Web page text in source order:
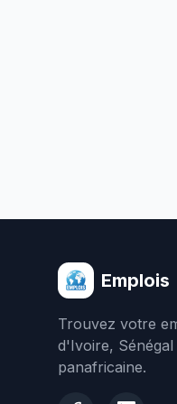
Emplois
Trouvez votre
d'Ivoire,
panafricaine.